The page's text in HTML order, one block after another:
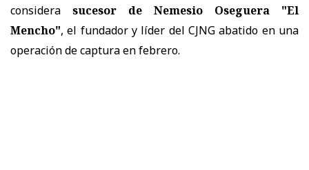
considera sucesor de Nemesio Oseguera "El
Mencho", el fundador y líder del CJNG abatido en una
operación de captura en febrero.